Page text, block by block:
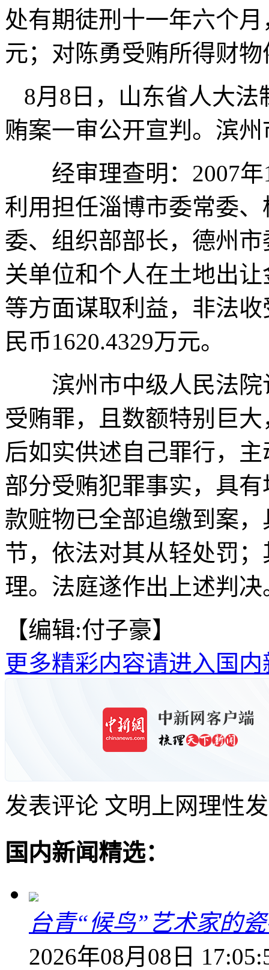
处有期徒刑十一年六个
元；对陈勇受贿所得财
8月8日，山东省人大
贿案一审公开宣判。滨
经审理查明：2007年1
利用担任淄博市委常委
委、组织部部长，德州
关单位和个人在土地出
等方面谋取利益，非法
民币1620.4329万元。
滨州市中级人民法院
受贿罪，且数额特别巨
后如实供述自己罪行，
部分受贿犯罪事实，具
款赃物已全部追缴到案
节，依法对其从轻处罚
理。法庭遂作出上述判决
【编辑:付子豪】
更多精彩内容请进入国内
发表评论 文明上网理性
国内新闻精选：
台青“候鸟”艺术家的
2026年08月08日